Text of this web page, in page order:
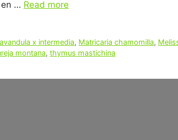
en … Read more
x intermedia, Matricaria chamomilla,
montana, thymus mastichina